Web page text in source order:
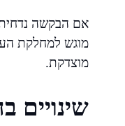
אם הבקשה
מוגש למחלקת
מוצדקת.
שינויים